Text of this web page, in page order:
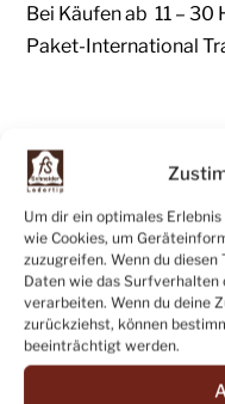
Um dir ein optimales
wie Cookies, um
zuzugreifen. Wenn du
Daten wie das Surfverhalten
verarbeiten. Wenn du deine
zurückziehst, können
beeinträchtigt werden.
Bei Käufen ab 11 –
Paket-International
Versandkosten in die
1 Haut:7,00 EURO
Tracked)
Bei Käufen ab 3 – 10
Paket-International
Bei Käufen ab 11 –